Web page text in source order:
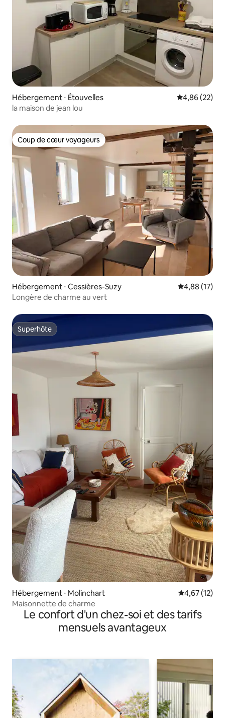
Hébergement ⋅ Étouvelles Évaluation
4,86 (22)
la maison de jean lou
Coup de cœur voyageurs
Coup de cœur voyageurs
Hébergement ⋅ Cessières-Suzy Évaluation
4,88 (17)
Longère de charme au vert
Superhôte
Superhôte
Hébergement ⋅ Molinchart Évaluation
4,67 (12)
Maisonnette de charme
Le confort d'un chez-soi et des tarifs
mensuels avantageux